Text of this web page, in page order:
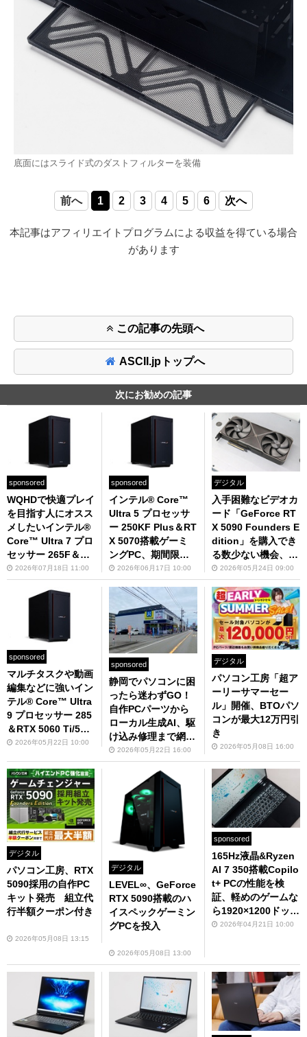
底面にはスライド式のダストフィルターを装備
前へ 1 2 3 4 5 6 次へ
本記事はアフィリエイトプログラムによる収益を得ている場合
があります
この記事の先頭へ
ASCII.jpトップへ
次にお勧めの記事
sponsored
WQHDで快適プレイ
を目指す人にオスス
メしたいインテル®
Core™ Ultra 7 プロ
セッサー 265F＆RT
X 5070/5070 Ti搭載
ゲーミングPC
2026年07月18日 11:00
sponsored
インテル® Core™
Ultra 5 プロセッサ
ー 250KF Plus＆RT
X 5070搭載ゲーミ
ングPC、期間限定
で電源ユニットを85
0Wに無償アップグ
レード
2026年06月17日 10:00
デジタル
入手困難なビデオカ
ード「GeForce RT
X 5090 Founders E
dition」を購入でき
る数少ない機会、パ
ソコン工房の自作P
C組立キットがアツ
い！：パソコン工房
大阪日本橋店
2026年05月24日 09:00
sponsored
マルチタスクや動画
編集などに強いイン
テル® Core™ Ultra
9 プロセッサー 285
＆RTX 5060 Ti/507
0 Ti搭載ゲーミング
2026年05月22日 10:00
sponsored
静岡でパソコンに困
ったら迷わずGO！
自作PCパーツから
ローカル生成AI、駆
け込み修理まで網羅
するパソコン工房
静岡店の魅力
2026年05月22日 16:00
デジタル
パソコン工房「超ア
ーリーサマーセー
ル」開催、BTOパソ
コンが最大12万円引
き
2026年05月08日 16:00
デジタル
パソコン工房、RTX
5090採用の自作PC
キット発売 組立代
行半額クーポン付き
2026年05月08日 13:15
デジタル
LEVEL∞、GeForce
RTX 5090搭載のハ
イスペックゲーミン
グPCを投入
2026年05月08日 13:00
sponsored
165Hz液晶&Ryzen
AI 7 350搭載Copilo
t+ PCの性能を検
証、軽めのゲームな
ら1920×1200ドット
で平均100fps超
2026年04月21日 10:00